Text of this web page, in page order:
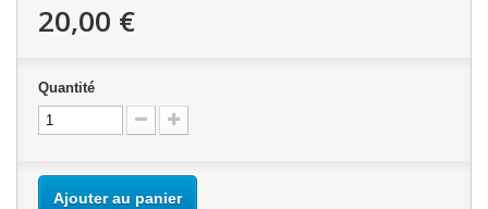
20,00 €
Quantité
Ajouter au panier